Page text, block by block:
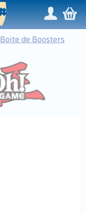
/,
Boite de Boosters